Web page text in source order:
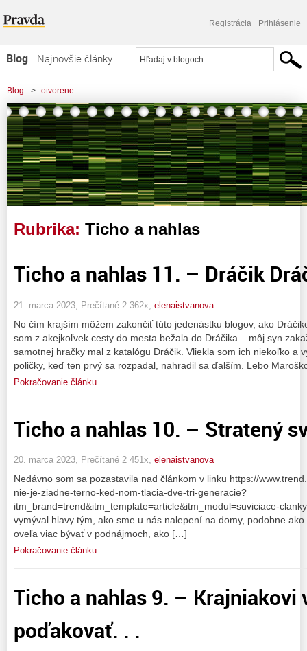
Registrácia Prihlásenie
Blog
Najnovšie články
Najčítanejšie články
Najkomentovanejšie články
Zoznam blogov
Komerčné blogy
Blog > otvorene
Rubrika: Ticho a nahlas
Ticho a nahlas 11. – Dráčik
21. marca 2023, Prečítané 2 362x, elenaistvanova
No čím krajším môžem zakončiť túto jedenástku blogov, ako
som z akejkoľvek cesty do mesta bežala do Dráčika – môj syn
samotnej hračky mal z katalógu Dráčik. Vliekla som ich niekoľko a
poličky, keď ten prvý sa rozpadal, nahradil sa ďalším. Lebo
Pokračovanie článku
Ticho a nahlas 10. – Stratený
20. marca 2023, Prečítané 2 451x, elenaistvanova
Nedávno som sa pozastavila nad článkom v linku https://
nie-je-ziadne-terno-ked-nom-tlacia-dve-tri-generacie?
itm_brand=trend&itm_template=article&itm_modul=suviciace-
vymýval hlavy tým, ako sme u nás nalepení na domy, podobne
oveľa viac bývať v podnájmoch, ako […]
Pokračovanie článku
Ticho a nahlas 9. – Krajniakovi
poďakovať. . .